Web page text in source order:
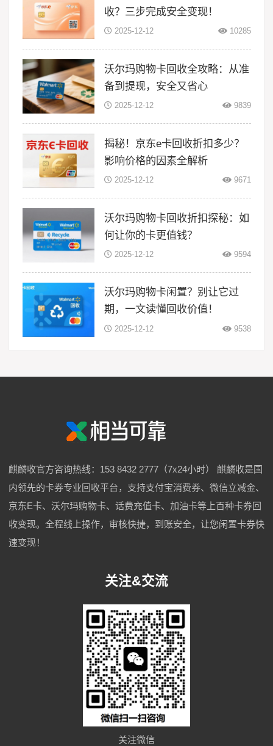
收？三步完成安全变现！
2025-12-12 10285
沃尔玛购物卡回收全攻略：从准
备到提现，安全又省心
2025-12-12 9839
揭秘！京东e卡回收折扣多少？
影响价格的因素全解析
2025-12-12 9671
沃尔玛购物卡回收折扣探秘：如
何让你的卡更值钱？
2025-12-12 9594
沃尔玛购物卡闲置？别让它过
期，一文读懂回收价值！
2025-12-12 9538
麒麟收官方咨询热线：153 8432 2777（7x24小时） 麒麟收是国
内领先的卡券专业回收平台，支持支付宝消费券、微信立减金、
京东E卡、沃尔玛购物卡、话费充值卡、加油卡等上百种卡券回
收变现。全程线上操作，审核快捷，到账安全，让您闲置卡券快
速变现！
关注&交流
关注微信